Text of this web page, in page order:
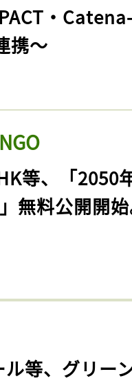
・
携〜
等、「2050
無料公開開
ル等、グリー